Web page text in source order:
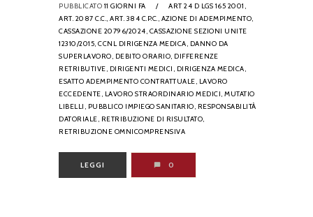
PUBBLICATO 11 GIORNI FA /
ART 24 D LGS 165 2001,
ART. 2087 C.C., ART. 384 C.P.C., AZIONE DI ADEMPIMENTO,
CASSAZIONE 20796/2024, CASSAZIONE SEZIONI UNITE
12310/2015, CCNL DIRIGENZA MEDICA, DANNO DA
SUPERLAVORO, DEBITO ORARIO, DIFFERENZE
RETRIBUTIVE, DIRIGENTI MEDICI, DIRIGENZA MEDICA,
ESATTO ADEMPIMENTO CONTRATTUALE, LAVORO
ECCEDENTE, LAVORO STRAORDINARIO MEDICI, MUTATIO
LIBELLI, PUBBLICO IMPIEGO SANITARIO, RESPONSABILITÀ
DATORIALE, RETRIBUZIONE DI RISULTATO,
RETRIBUZIONE OMNICOMPRENSIVA
LEGGI 0